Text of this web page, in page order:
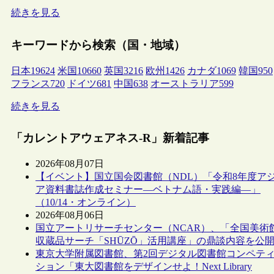
続きを見る
キーワードから検索（国・地域）
日本19624 米国 10660 英国3216 欧州 1426 カナダ1069 韓国950
フランス720 ドイツ681 中国638 オーストラリア599
続きを見る
「カレントアウェアネス-R」新着記事
2026年08月07日
【イベント】国立国会図書館（NDL）「令和8年度ア
ア資料書誌作成セミナー―ベトナム語・実践編―」
（10/14・オンライン）
2026年08月06日
国立アートリサーチセンター（NCAR）、「全国美術
収蔵品サーチ「SHŪZŌ」活用講座」の鼎談内容を公開
東京大学附属図書館、第2回デジタル図書館コンペティ
ション「東大図書館をデザインせよ！Next Library